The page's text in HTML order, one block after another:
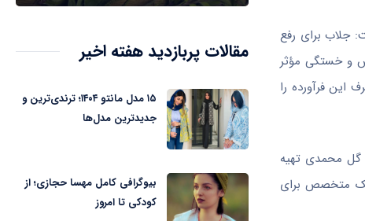
جلاب برای رفع
و خستگی مؤثر
این فرآورده را
گل محمدی تهیه
متخصص برای
مقالات پربازدید هفته اخیر
۱۵ مدل مانتو ۱۴۰۴؛ ترندی‌ترین و
جدیدترین مدل‌ها
بیوگرافی کامل مهسا حجازی؛ از
کودکی تا امروز